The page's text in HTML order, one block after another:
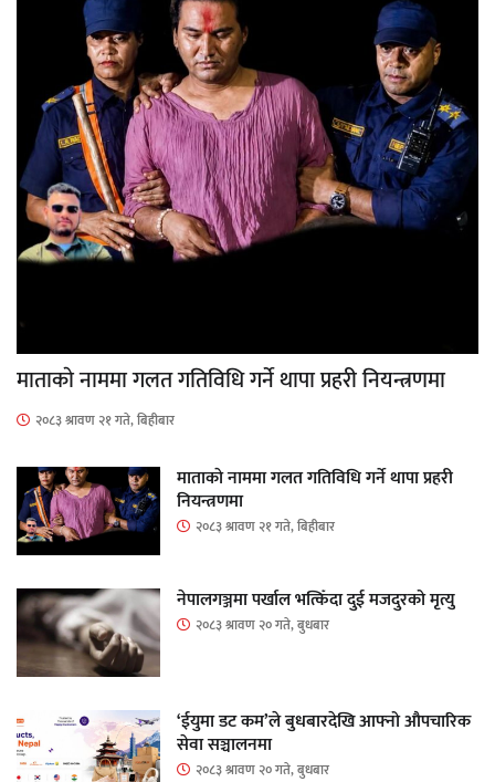
माताकाे नाममा गलत गतिविधि गर्ने थापा प्रहरी नियन्त्रणमा
२०८३ श्रावण २१ गते, बिहीबार
माताकाे नाममा गलत गतिविधि गर्ने थापा प्रहरी
नियन्त्रणमा
२०८३ श्रावण २१ गते, बिहीबार
नेपालगञ्जमा पर्खाल भत्किँदा दुई मजदुरको मृत्यु
२०८३ श्रावण २० गते, बुधबार
‘ईयुमा डट कम’ले बुधबारदेखि आफ्नो औपचारिक
सेवा सञ्चालनमा
२०८३ श्रावण २० गते, बुधबार